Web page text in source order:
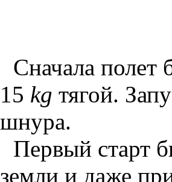
Сначала полет
15 kg тягой.
шнура.
Первый старт
земли и даже